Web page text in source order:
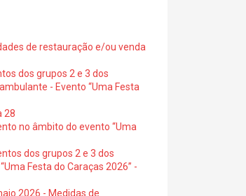
de restauração e/ou venda
dos grupos 2 e 3 dos
- Evento “Uma Festa
28
no âmbito do evento “Uma
dos grupos 2 e 3 dos
Festa do Caraças 2026” -
2026 - Medidas de